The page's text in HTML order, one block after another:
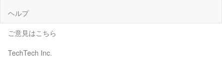
ヘルプ
ご意見はこちら
TechTech Inc.